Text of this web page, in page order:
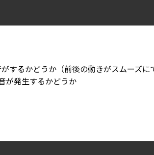
するかどうか（前後の動きがスムーズに
が発生するかどうか